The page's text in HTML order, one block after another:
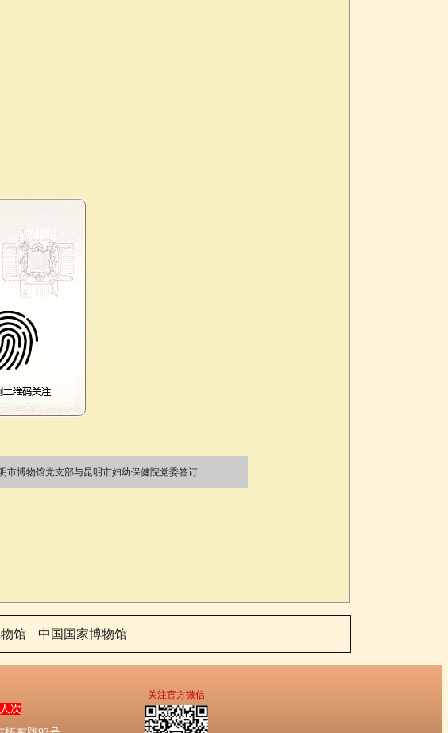
市博物馆党支部与昆明市妇幼保健院党委签订..
馆 中国国家博物馆
次
关注官方微信